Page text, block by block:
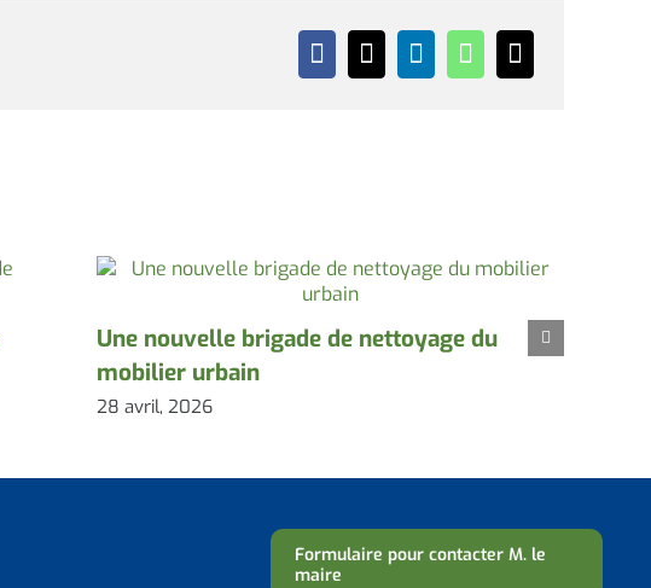
Une nouvelle brigade de nettoyage du
mobilier urbain
28 avril, 2026
Formulaire pour contacter M. le
maire